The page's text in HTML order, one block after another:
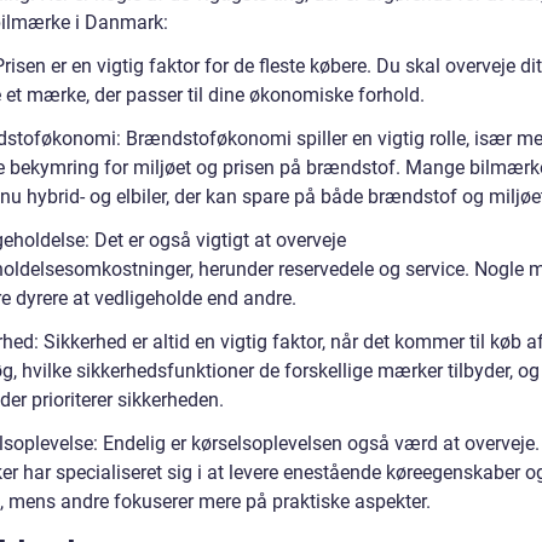
i Danmark:
er en vigtig faktor for de fleste købere. Du skal overveje
et mærke, der passer til dine økonomiske forhold.
Brændstoføkonomi spiller en vigtig rolle, især
bekymring for miljøet og prisen på brændstof. Mange
hybrid- og elbiler, der kan spare på både brændstof og
Det er også vigtigt at overveje
herunder reservedele og service. Nogle
dyrere at vedligeholde end andre.
Sikkerhed er altid en vigtig faktor, når det kommer til køb
hvilke sikkerhedsfunktioner de forskellige mærker tilbyder,
prioriterer sikkerheden.
Endelig er kørselsoplevelsen også værd at
har specialiseret sig i at levere enestående køreegenskaber
mens andre fokuserer mere på praktiske aspekter.